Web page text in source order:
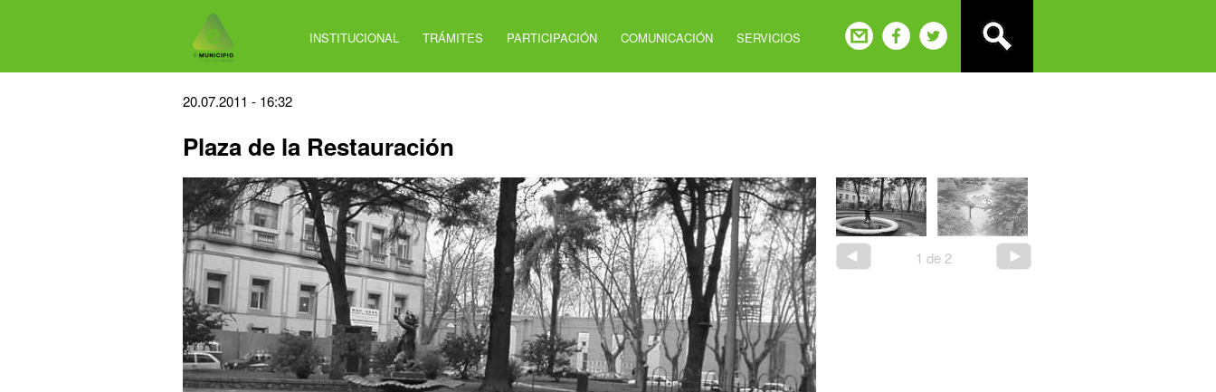
INSTITUCIONAL TRÁMITES PARTICIPACIÓN COMUNICACIÓN SERVICIOS
Back
top
20.07.2011 - 16:32
Plaza de la Restauración
2 de 2